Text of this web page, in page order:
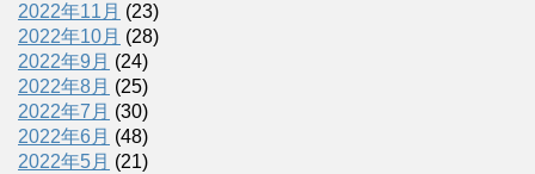
2022年11月 (23)
2022年10月 (28)
2022年9月 (24)
2022年8月 (25)
2022年7月 (30)
2022年6月 (48)
2022年5月 (21)